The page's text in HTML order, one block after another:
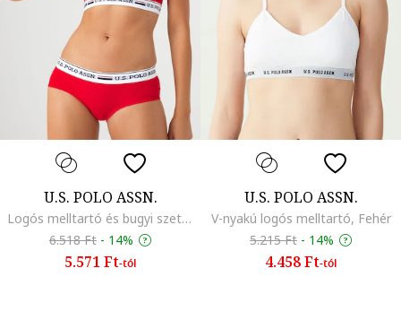
U.S. POLO ASSN.
Logós melltartó és bugyi szett, Piros
6.518 Ft - 14%
5.571 Ft-tól
U.S. POLO ASSN.
V-nyakú logós melltartó, Fehér
5.215 Ft - 14%
4.458 Ft-tól